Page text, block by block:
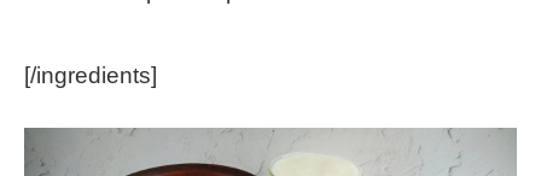
[/ingredients]